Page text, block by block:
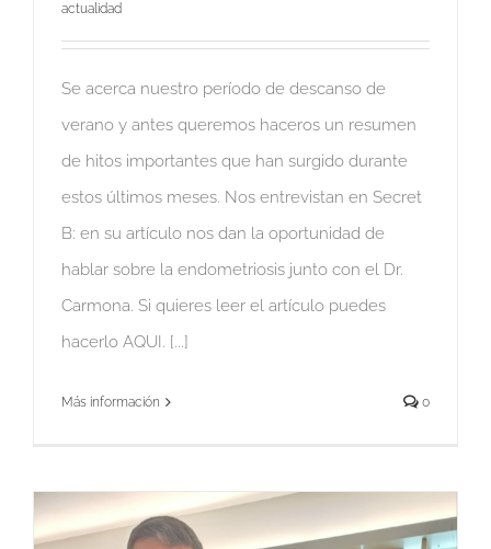
actualidad
Se acerca nuestro período de descanso de
verano y antes queremos haceros un resumen
de hitos importantes que han surgido durante
estos últimos meses. Nos entrevistan en Secret
B: en su artículo nos dan la oportunidad de
hablar sobre la endometriosis junto con el Dr.
Carmona. Si quieres leer el artículo puedes
hacerlo AQUI. [...]
Más información 0